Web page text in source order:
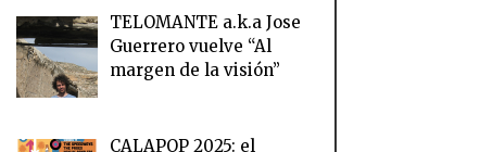
TELOMANTE a.k.a Jose
Guerrero vuelve “Al
margen de la visión”
CALAPOP 2025: el